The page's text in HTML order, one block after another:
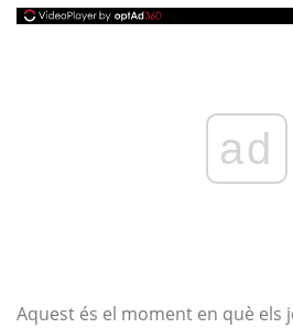
ad
Aquest és el moment en què els